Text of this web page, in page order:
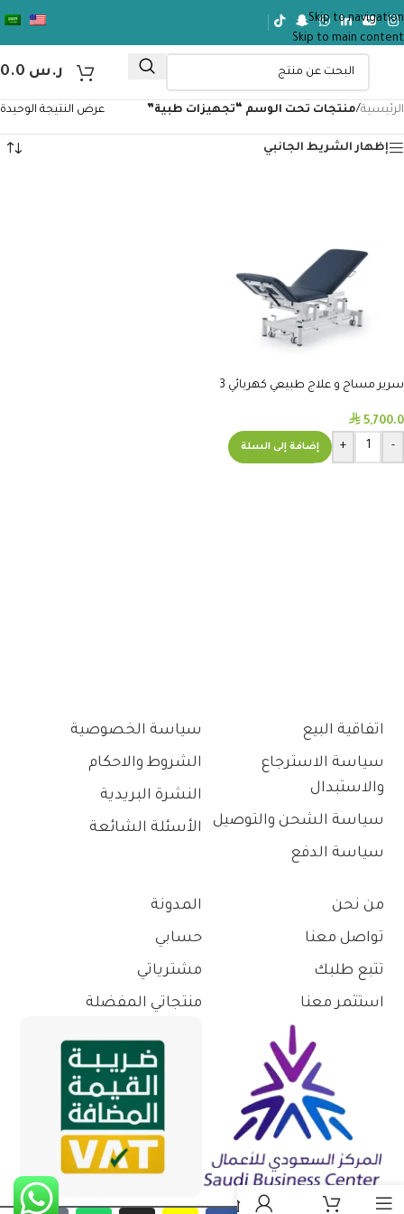
Skip to navigation
Skip to main content
ر.س
الرئيسية/منتجات تحت الوسم “تجهيزات طبية” عرض النتيجة الوحيدة
إظهار الشريط الجانبي
سرير مساج و علاج طبيعي كهربائي 3
⃁ 5,700.0
-
+ إضافة إلى السلة
اتفاقية البيع
سياسة الاسترجاع
والاستبدال
سياسة الشحن والتوصيل
سياسة الدفع
سياسة الخصوصية
الشروط والاحكام
النشرة البريدية
الأسئلة الشائعة
من نحن
تواصل معنا
تتبع طلبك
استثمر معنا
المدونة
حسابي
مشترياتي
منتجاتي المفضلة